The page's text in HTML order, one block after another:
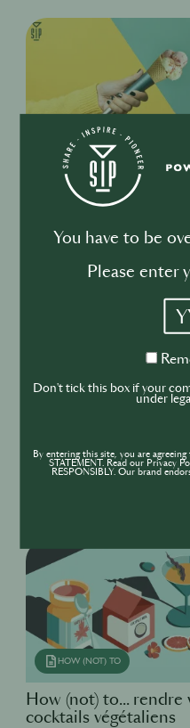
GUEST SHIFT
Pourquoi les soirées
peuvent améliorer les
célèbres
HOW (NOT) TO
How (not) to... rendre
cocktails végétaliens
You have to be
Please enter
Don't tick this box if your
under
By entering this site, you are
STATEMENT. Read our Privacy
RESPONSIBLY. Our brand